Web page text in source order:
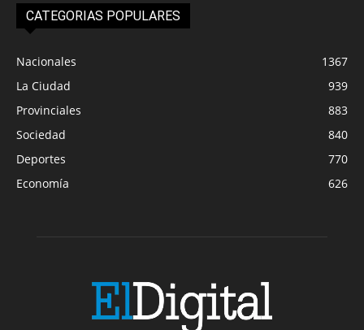
CATEGORIAS POPULARES
Nacionales
1367
La Ciudad
939
Provinciales
883
Sociedad
840
Deportes
770
Economía
626